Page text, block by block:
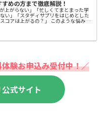
めの方まで徹底解説！
が上がらない」「忙しくてまとまった学
い」「スタディサプリをはじめとした
コアは上がるの？」 このような悩みを
タディサプリENGLISH
験お申込み受付中！／
式サイト